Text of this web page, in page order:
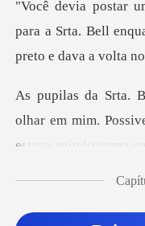
Loja
Histórico
Sair
ara a Srta. Bell
p
olhar em mim.